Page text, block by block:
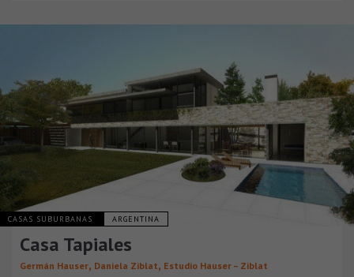
CASAS SUBURBANAS ARGENTINA
Casa Tapiales
Germán Hauser, Daniela Ziblat, Estudio Hauser – Ziblat